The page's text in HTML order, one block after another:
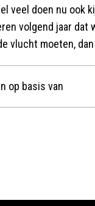
veel doen nu ook
volgend jaar
vlucht moeten,
op basis van